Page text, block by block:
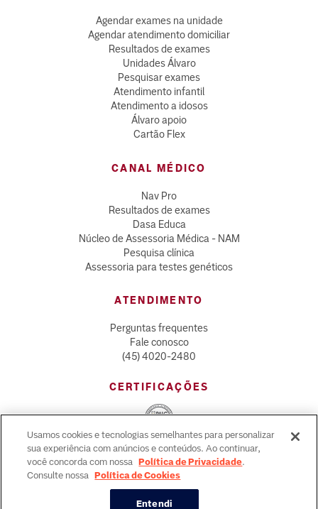
Agendar Exames e Vacinas
Agendar exames na unidade
Agendar atendimento domiciliar
Resultados de exames
Unidades Álvaro
Pesquisar exames
Atendimento infantil
Atendimento a idosos
Álvaro apoio
Cartão Flex
CANAL MÉDICO
Nav Pro
Resultados de exames
Dasa Educa
Núcleo de Assessoria Médica - NAM
Pesquisa clínica
Assessoria para testes genéticos
ATENDIMENTO
Perguntas frequentes
Fale conosco
(45) 4020-2480
CERTIFICAÇÕES
CLIQUE AQUIE FAÇA O DOWNLOAD DOS
CERTIFICADOS.
Usamos cookies e tecnologias semelhantes para personalizar
sua experiência com anúncios e conteúdos. Ao continuar,
você concorda com nossa Política de Privacidade.
Consulte nossa Política de Cookies
Entendi